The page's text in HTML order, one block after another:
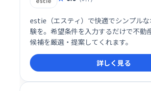
estie（エスティ）で快適でシンプル
験を。希望条件を入力するだけで不動
候補を厳選・提案してくれます。
詳しく見る